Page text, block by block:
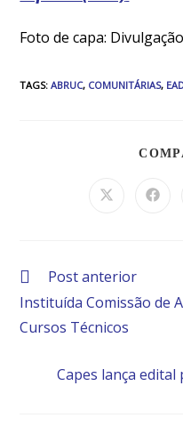
Foto de capa:
TAGS:ABRUC, COMUNITÁRIAS,
Post anterior
Instituída Comissão de
Cursos Técnicos
Capes lança